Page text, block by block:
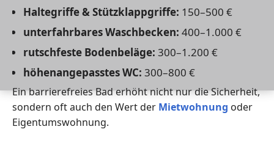
Haltegriffe & Stützklappgriffe: 150–500 €
unterfahrbares Waschbecken: 400–1.000 €
rutschfeste Bodenbeläge: 300–1.200 €
höhenangepasstes WC: 300–800 €
Ein barrierefreies Bad erhöht nicht nur die Sicherheit,
sondern oft auch den Wert der Mietwohnung oder
Eigentumswohnung.